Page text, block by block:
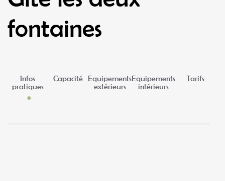
fontaines
Infos
pratiques
Capacité Equipements
extérieurs
Equipements
intérieurs
Tarifs